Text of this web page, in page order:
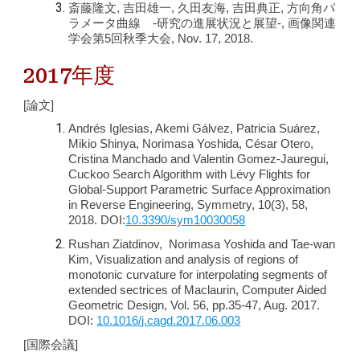
斎藤隆文, 吉田雄一, 久田友海, 吉田典正, 方向角パ
ラメータ曲線 -研究の進展状況と展望-, 画像関連
学会第5回秋季大会, Nov. 17, 2018.
2017年度
[論文]
Andrés Iglesias, Akemi Gálvez, Patricia Suárez,
Mikio Shinya, Norimasa Yoshida, César Otero,
Cristina Manchado and Valentin Gomez-Jauregui,
Cuckoo Search Algorithm with Lévy Flights for
Global-Support Parametric Surface Approximation
in Reverse Engineering, Symmetry, 10(3), 58,
2018. DOI:10.3390/sym10030058
Rushan Ziatdinov, Norimasa Yoshida and Tae-wan
Kim, Visualization and analysis of regions of
monotonic curvature for interpolating segments of
extended sectrices of Maclaurin, Computer Aided
Geometric Design, Vol. 56, pp.35-47, Aug. 2017.
DOI: 10.1016/j.cagd.2017.06.003
[国際会議]